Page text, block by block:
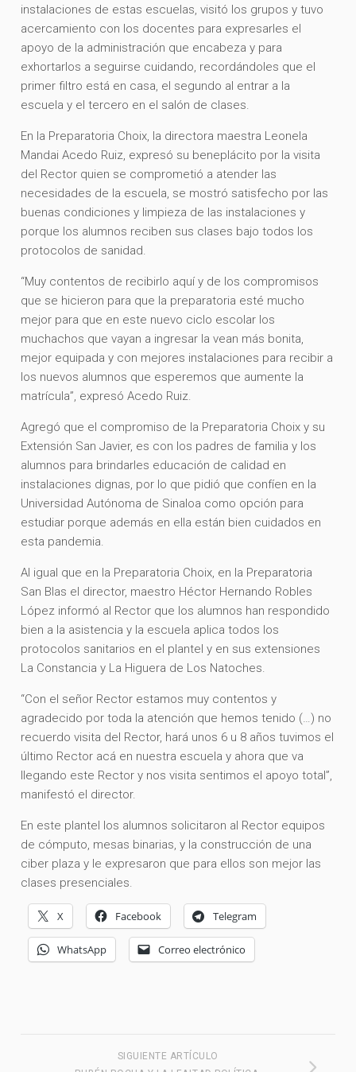
instalaciones de estas escuelas, visitó los grupos y tuvo
acercamiento con los docentes para expresarles el
apoyo de la administración que encabeza y para
exhortarlos a seguirse cuidando, recordándoles que el
primer filtro está en casa, el segundo al entrar a la
escuela y el tercero en el salón de clases.
En la Preparatoria Choix, la directora maestra Leonela
Mandai Acedo Ruiz, expresó su beneplácito por la visita
del Rector quien se comprometió a atender las
necesidades de la escuela, se mostró satisfecho por las
buenas condiciones y limpieza de las instalaciones y
porque los alumnos reciben sus clases bajo todos los
protocolos de sanidad.
“Muy contentos de recibirlo aquí y de los compromisos
que se hicieron para que la preparatoria esté mucho
mejor para que en este nuevo ciclo escolar los
muchachos que vayan a ingresar la vean más bonita,
mejor equipada y con mejores instalaciones para recibir a
los nuevos alumnos que esperemos que aumente la
matrícula”, expresó Acedo Ruiz.
Agregó que el compromiso de la Preparatoria Choix y su
Extensión San Javier, es con los padres de familia y los
alumnos para brindarles educación de calidad en
instalaciones dignas, por lo que pidió que confíen en la
Universidad Autónoma de Sinaloa como opción para
estudiar porque además en ella están bien cuidados en
esta pandemia.
Al igual que en la Preparatoria Choix, en la Preparatoria
San Blas el director, maestro Héctor Hernando Robles
López informó al Rector que los alumnos han respondido
bien a la asistencia y la escuela aplica todos los
protocolos sanitarios en el plantel y en sus extensiones
La Constancia y La Higuera de Los Natoches.
“Con el señor Rector estamos muy contentos y
agradecido por toda la atención que hemos tenido (…) no
recuerdo visita del Rector, hará unos 6 u 8 años tuvimos el
último Rector acá en nuestra escuela y ahora que va
llegando este Rector y nos visita sentimos el apoyo total”,
manifestó el director.
En este plantel los alumnos solicitaron al Rector equipos
de cómputo, mesas binarias, y la construcción de una
ciber plaza y le expresaron que para ellos son mejor las
clases presenciales.
X Facebook Telegram
WhatsApp Correo electrónico
SIGUIENTE ARTÍCULO